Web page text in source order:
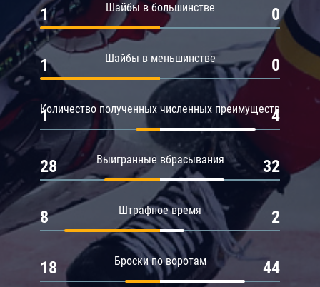
Шайбы в большинстве
1 0
Шайбы в меньшинстве
1 0
Количество полученных численных преимуществ
1 4
Выигранные вбрасывания
28 32
Штрафное время
8 2
Броски по воротам
18 44